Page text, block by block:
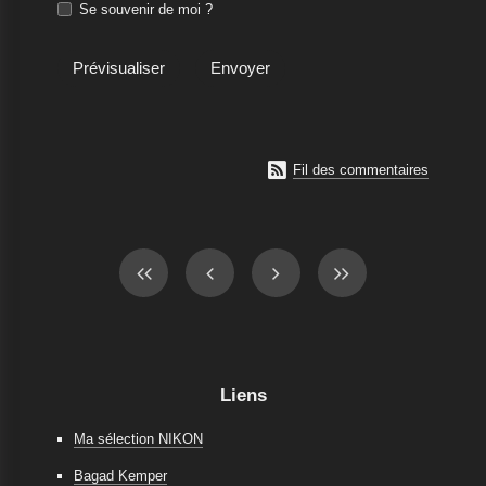
Se souvenir de moi ?
 Fil des commentaires
Liens
Ma sélection NIKON
Bagad Kemper